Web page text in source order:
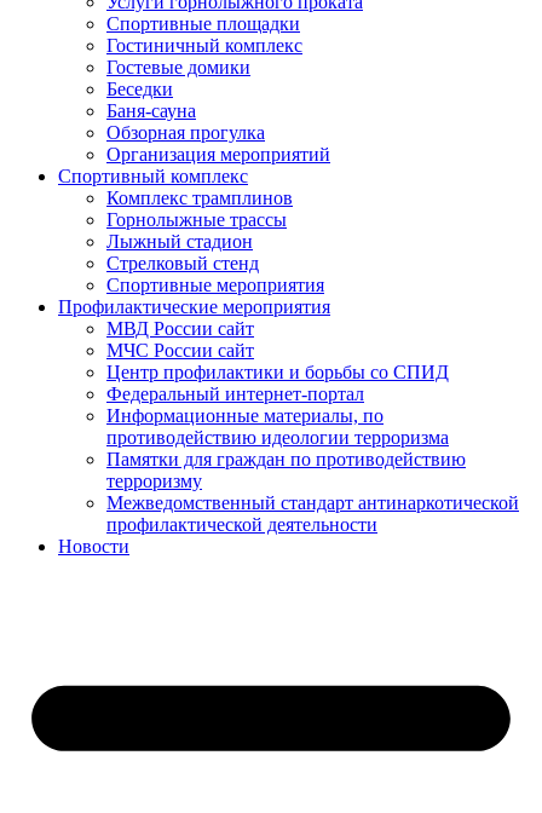
Спортивные площадки
Гостиничный комплекс
Гостевые домики
Беседки
Баня-сауна
Обзорная прогулка
Организация мероприятий
Спортивный комплекс
Комплекс трамплинов
Горнолыжные трассы
Лыжный стадион
Стрелковый стенд
Спортивные мероприятия
Профилактические мероприятия
МВД России сайт
МЧС России сайт
Центр профилактики и борьбы со СПИД
Федеральный интернет-портал
Информационные материалы, по
противодействию идеологии терроризма
Памятки для граждан по противодействию
терроризму
Межведомственный стандарт антинаркотической
профилактической деятельности
Новости